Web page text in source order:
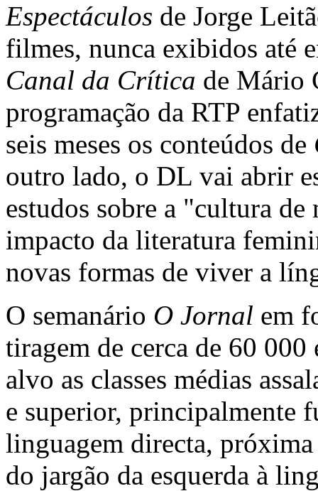
Espectáculos de Jorge
filmes, nunca exibidos até
Canal da Crítica de Mário
programação da RTP
seis meses os conteúdos de
outro lado, o DL vai abrir
estudos sobre a "cultura
impacto da literatura
novas formas de viver a
O semanário O Jornal em
tiragem de cerca de 60
alvo as classes médias
e superior, principalmente
linguagem directa,
do jargão da esquerda à